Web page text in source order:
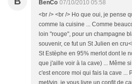
BenCo 07/10/2010 05:58
<br /> <br /> Ho que oui, je pense
comme la cuisine ... Comme
loin "rouge", pour un champagne
souvenir, ce fut un St Julien en
St Estèphe en 95% merlot dont le
que j'aille voir à la cave) ... Même
c'est encore moi qui fais la cave ...
met/vin, je vous livre un confit de